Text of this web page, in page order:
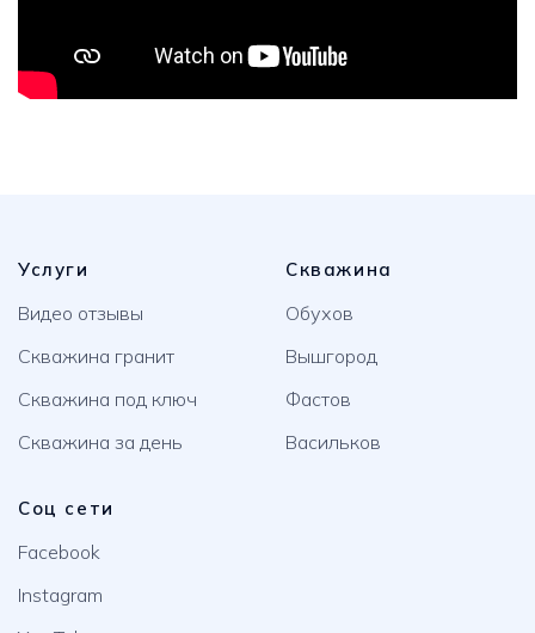
Услуги
Видео отзывы
Скважина гранит
Скважина под ключ
Скважина за день
Скважина
Обухов
Вышгород
Фастов
Васильков
Соц сети
Facebook
Instagram